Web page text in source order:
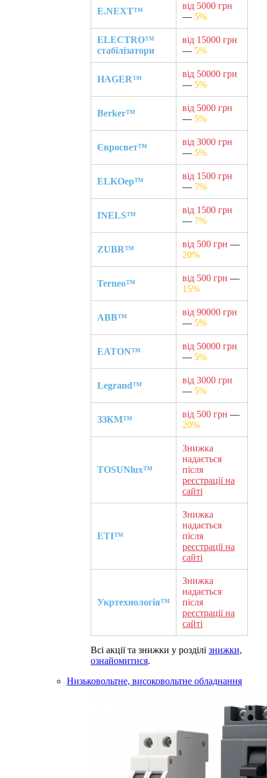
E.NEXT™
від 5000 грн
— 5%
ELECTRO™
стабілізатори
від 15000 грн
— 5%
HAGER™
від 50000 грн
— 5%
Berker™
від 5000 грн
— 5%
Євросвет™
від 3000 грн
— 5%
ELKOep™
від 1500 грн
— 7%
INELS™
від 1500 грн
— 7%
ZUBR™
від 500 грн —
20%
Terneo™
від 500 грн —
15%
ABB™
від 90000 грн
— 5%
EATON™
від 50000 грн
— 5%
Legrand™
від 3000 грн
— 5%
ЗЗКМ™
від 500 грн —
20%
TOSUNlux™
Знижка
надається
після
реєстрації на
сайті
ETI™
Знижка
надається
після
реєстрації на
сайті
Укртехнологія™
Знижка
надається
після
реєстрації на
сайті
Всі акції та знижки у розділі знижки,
ознайомитися.
Низьковольтне, високовольтне обладнання